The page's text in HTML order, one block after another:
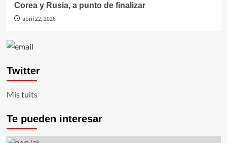
Corea y Rusia, a punto de finalizar
abril 22, 2026
Twitter
Mis tuits
Te pueden interesar